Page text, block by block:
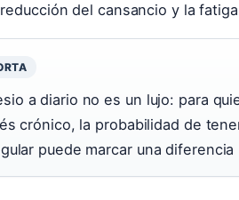
del cansancio y la
a diario no es un lujo: para
crónico, la probabilidad de
puede marcar una